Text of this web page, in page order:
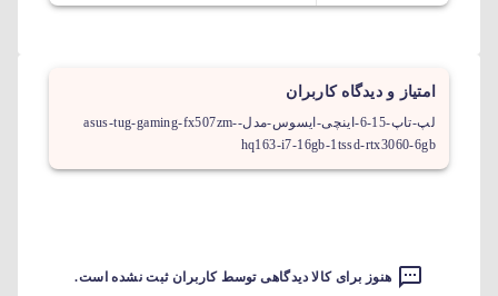
امتیاز و دیدگاه کاربران
لپ-تاپ-15-6-اینچی-ایسوس-مدل-asus-tug-gaming-fx507zm-
hq163-i7-16gb-1tssd-rtx3060-6gb
هنوز برای کالا دیدگاهی توسط کاربران ثبت نشده است.